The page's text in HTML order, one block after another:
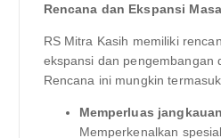
Rencana dan Ekspansi
RS Mitra Kasih memiliki
ekspansi dan pengembangan
Rencana ini mungkin
Memperluas
Memperkenalkan